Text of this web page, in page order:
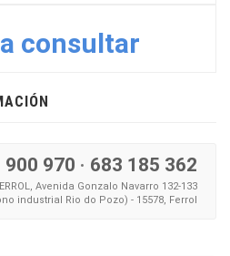
consultar
900 970 · 683 185 362
Avenida Gonzalo Navarro 132-133
industrial Rio do Pozo) - 15578, Ferrol